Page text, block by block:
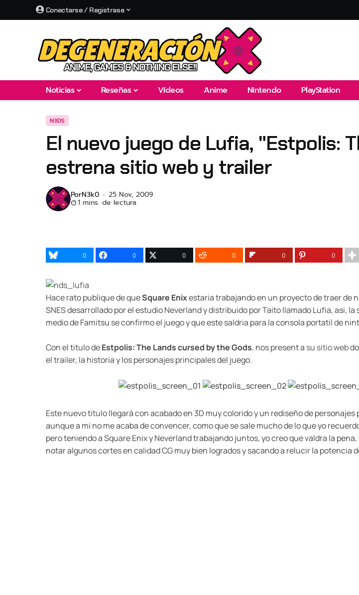
Conectarse / Registrase
Noticias Reseñas Vídeos Anime Nintendo PlayStation
N3DS
El nuevo juego de Lufia, "Estpolis:
estrena sitio web y trailer
PorN3k0 25 Nov, 2009
1 mins. de lectura
0 0 0 0 0 0
Hace rato publique de queSquare Enixestaria trabajando en un proyecto de traer de
SNES desarrollado por el estudio Neverland y distribuido por Taito llamado Lufia, asi, la
medio de Famitsu se confirmo el juego y que este saldria para la consola portatil de
Con el titulo deEstpolis: The Lands cursed by the Gods, nos present a su sitio web
el trailer, la historia y los personajes principales del juego.
Este nuevo titulo llegará con acabado en 3D muy colorido y un rediseño de personajes
aunque a mi no me acaba de convencer, como que se sale mucho de lo que yo
pero teniendo a Square Enix y Neverland trabajando juntos, yo creo que valdra la
notar algunos cortes en calidad CG muy bien logrados y sacando a relucir la potencia